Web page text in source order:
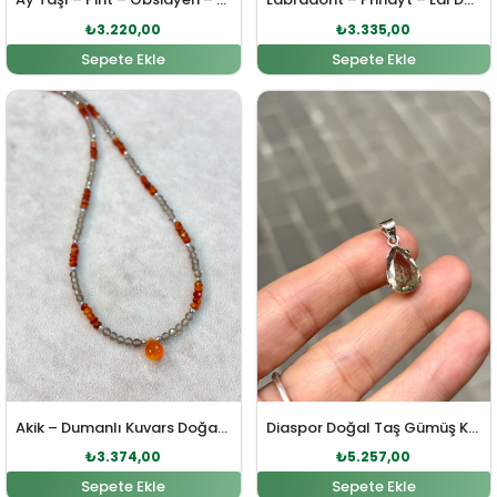
₺3.220,00
Sepete Ekle
₺3.335,00
Sepete Ekle
Akik – Dumanlı Kuvars Doğal Taş Gümüş Kolye
Orijinal fiyat: ₺3.711,00.
₺3.374,00
Şu andaki fiyat: ₺3.374,00.
Sepete Ekle
Diaspor Doğal Taş Gümüş Kolye Ucu
Orijinal fiyat:
₺5.257,00
Şu andaki
Sepete Ekle